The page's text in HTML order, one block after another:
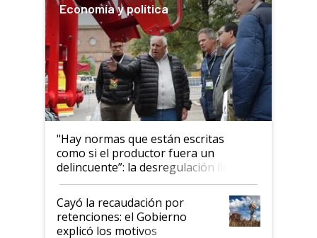
Economía y política
"Hay normas que están escritas
como si el productor fuera un
delincuente”: la desregulación llegó
al Congreso Aapresid y hasta se
habló del financiamiento al IPCVA
Cayó la recaudación por
retenciones: el Gobierno
explicó los motivos